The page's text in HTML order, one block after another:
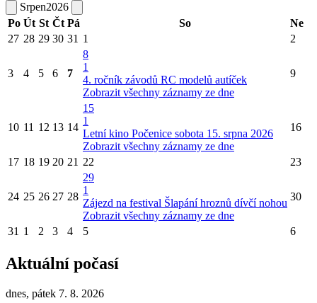
Srpen2026
Po Út St Čt Pá So
Ne
27 28 29 30 31 1 2
3 4 5 6 7
8
1
4. ročník závodů RC modelů autíček
Zobrazit všechny záznamy ze dne
9
10 11 12 13 14
15
1
Letní kino Počenice sobota 15. srpna 2026
Zobrazit všechny záznamy ze dne
16
17 18 19 20 21 22 23
24 25 26 27 28
29
1
Zájezd na festival Šlapání hroznů dívčí nohou
Zobrazit všechny záznamy ze dne
30
31 1 2 3 4 5 6
Aktuální počasí
dnes, pátek 7. 8. 2026